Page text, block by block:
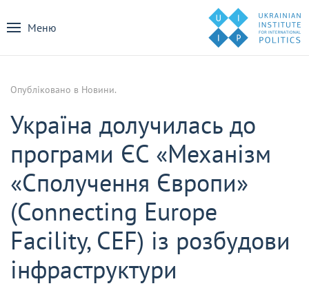
Меню
Опубліковано в Новини.
Україна долучилась до
програми ЄС «Механізм
«Сполучення Європи»
(Connecting Europe
Facility, CEF) із розбудови
інфраструктури